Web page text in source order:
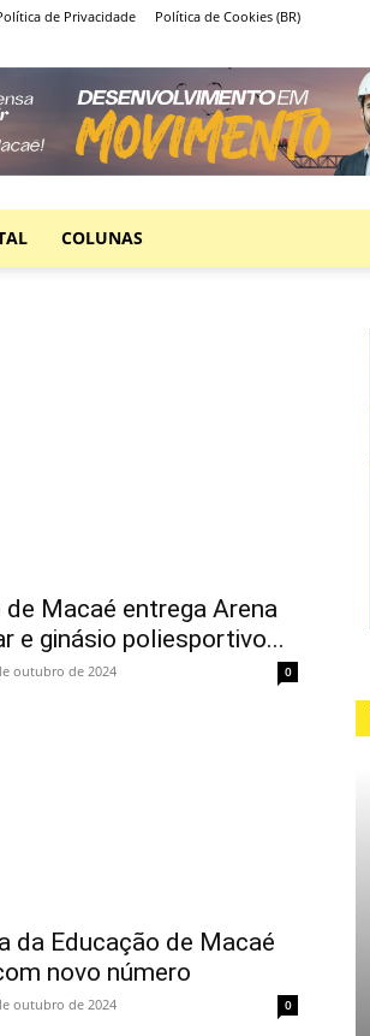
de Privacidade Política de Cookies (BR)
COLUNAS
de Macaé entrega Arena
e ginásio poliesportivo...
outubro de 2024 0
da Educação de Macaé
novo número
outubro de 2024 0